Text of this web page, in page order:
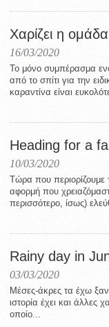
Χαρίζει η
16/03/2020
To μόνο συμπέρασμα
από το σπίτι για την
καραντίνα είναι
Heading for a fall
10/03/2020
Τώρα που περιορίζουμε
αφορμή που
περισσότερο, ίσως)
Rainy day in
03/03/2020
Μέσες-άκρες τα έχω
ιστορία έχει και άλλες
οποίο...